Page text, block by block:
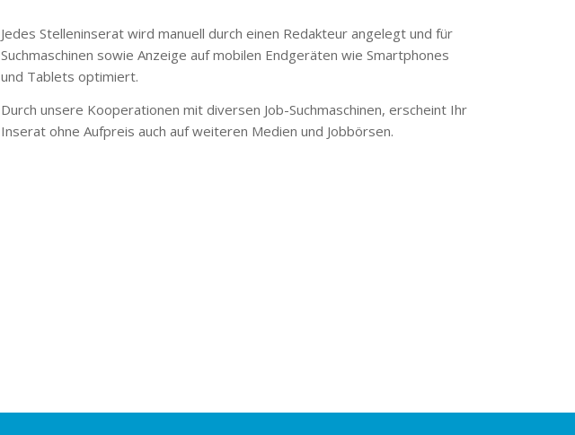
Jedes Stelleninserat wird manuell durch einen Redakteur angelegt und für
Suchmaschinen sowie Anzeige auf mobilen Endgeräten wie Smartphones
und Tablets optimiert.
Durch unsere Kooperationen mit diversen Job-Suchmaschinen, erscheint Ihr
Inserat ohne Aufpreis auch auf weiteren Medien und Jobbörsen.